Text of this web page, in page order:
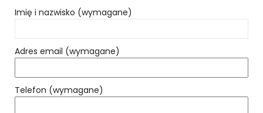
Imię i nazwisko (wymagane)
Adres email (wymagane)
Telefon (wymagane)